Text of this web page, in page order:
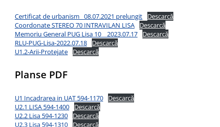
Certificat de urbanism_ 08.07.2021 prelungit
Descarcă
Coordonate STEREO 70 INTRAVILAN LISA
Descarcă
Memoriu General PUG Lisa 10 _ 2023.07.17
Descarcă
RLU-PUG-Lisa-2022.07.18
Descarcă
U1.2-Arii-Protejate
Descarcă
Planse PDF
U1 Incadrarea in UAT 594-1170
Descarcă
U2.1 LISA 594-1400
Descarcă
U2.2 Lisa 594-1230
Descarcă
U2.3 Lisa 594-1310
Descarcă